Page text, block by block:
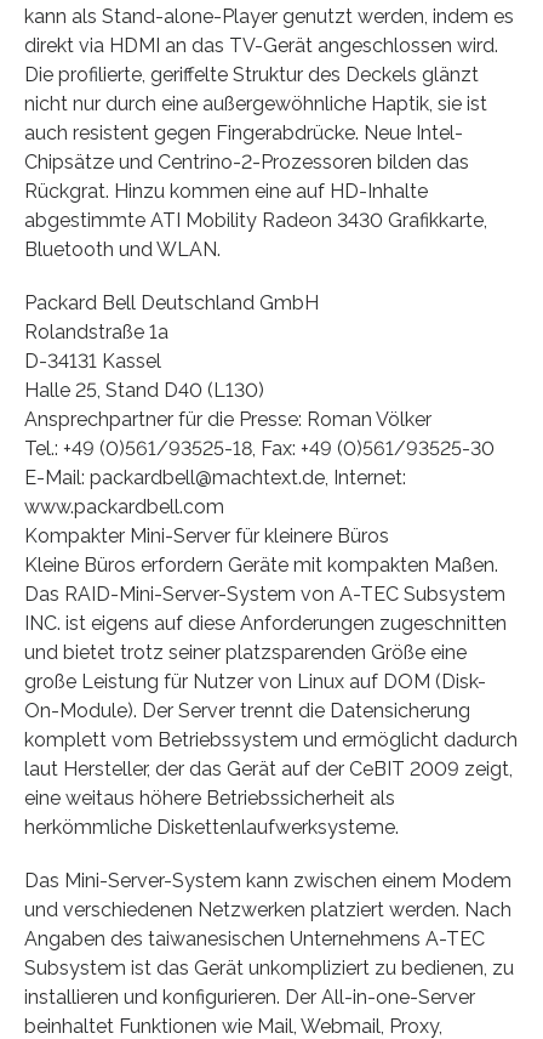
kann als Stand-alone-Player genutzt werden, indem es
direkt via HDMI an das TV-Gerät angeschlossen wird.
Die profilierte, geriffelte Struktur des Deckels glänzt
nicht nur durch eine außergewöhnliche Haptik, sie ist
auch resistent gegen Fingerabdrücke. Neue Intel-
Chipsätze und Centrino-2-Prozessoren bilden das
Rückgrat. Hinzu kommen eine auf HD-Inhalte
abgestimmte ATI Mobility Radeon 3430 Grafikkarte,
Bluetooth und WLAN.
Packard Bell Deutschland GmbH
Rolandstraße 1a
D-34131 Kassel
Halle 25, Stand D40 (L130)
Ansprechpartner für die Presse: Roman Völker
Tel.: +49 (0)561/93525-18, Fax: +49 (0)561/93525-30
E-Mail: packardbell@machtext.de, Internet:
www.packardbell.com
Kompakter Mini-Server für kleinere Büros
Kleine Büros erfordern Geräte mit kompakten Maßen.
Das RAID-Mini-Server-System von A-TEC Subsystem
INC. ist eigens auf diese Anforderungen zugeschnitten
und bietet trotz seiner platzsparenden Größe eine
große Leistung für Nutzer von Linux auf DOM (Disk-
On-Module). Der Server trennt die Datensicherung
komplett vom Betriebssystem und ermöglicht dadurch
laut Hersteller, der das Gerät auf der CeBIT 2009 zeigt,
eine weitaus höhere Betriebssicherheit als
herkömmliche Diskettenlaufwerksysteme.
Das Mini-Server-System kann zwischen einem Modem
und verschiedenen Netzwerken platziert werden. Nach
Angaben des taiwanesischen Unternehmens A-TEC
Subsystem ist das Gerät unkompliziert zu bedienen, zu
installieren und konfigurieren. Der All-in-one-Server
beinhaltet Funktionen wie Mail, Webmail, Proxy,